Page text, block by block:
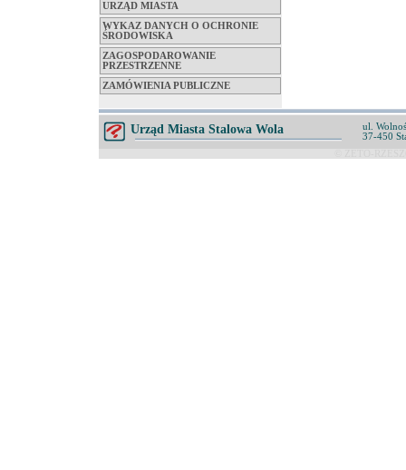
URZĄD MIASTA
WYKAZ DANYCH O OCHRONIE
ŚRODOWISKA
ZAGOSPODAROWANIE
PRZESTRZENNE
ZAMÓWIENIA PUBLICZNE
Urząd Miasta Stalowa Wola
ul.
37-450